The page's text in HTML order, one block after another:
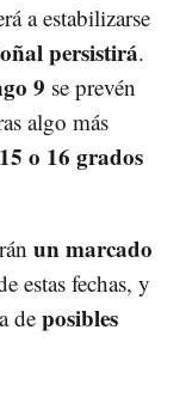
a estabilizarse
persistirá.
9 se prevén
algo más
15 o 16 grados
un marcado
estas fechas, y
de posibles